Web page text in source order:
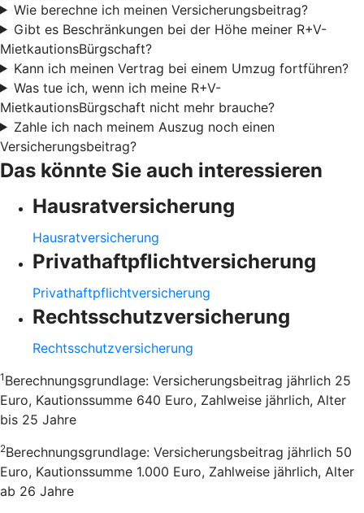
Wie berechne ich meinen Versicherungsbeitrag?
Gibt es Beschränkungen bei der Höhe meiner R+V-
MietkautionsBürgschaft?
Kann ich meinen Vertrag bei einem Umzug fortführen?
Was tue ich, wenn ich meine R+V-
MietkautionsBürgschaft nicht mehr brauche?
Zahle ich nach meinem Auszug noch einen
Versicherungsbeitrag?
Das könnte Sie auch interessieren
Hausratversicherung
Hausratversicherung
Privathaftpflichtversicherung
Privathaftpflichtversicherung
Rechtsschutzversicherung
Rechtsschutzversicherung
1 Berechnungsgrundlage: Versicherungsbeitrag jährlich 25
Euro, Kautionssumme 640 Euro, Zahlweise jährlich, Alter
bis 25 Jahre
2Berechnungsgrundlage: Versicherungsbeitrag jährlich 50
Euro, Kautionssumme 1.000 Euro, Zahlweise jährlich, Alter
ab 26 Jahre